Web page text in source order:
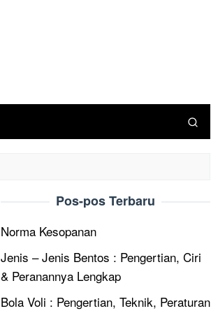
Pos-pos Terbaru
Norma Kesopanan
Jenis – Jenis Bentos : Pengertian, Ciri
& Peranannya Lengkap
Bola Voli : Pengertian, Teknik, Peraturan